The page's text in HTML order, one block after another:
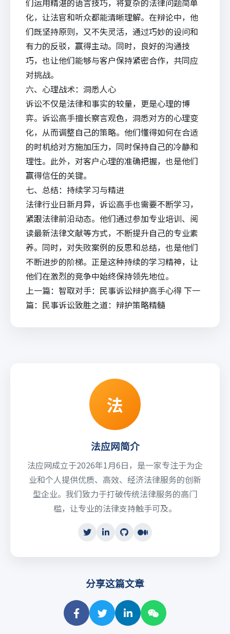
们运用精湛的语言技巧，将复杂的法律问题简单
化，让法官和听众都能清晰理解。在辩论中，他
们既坚持原则，又不失灵活，通过巧妙的设问和
有力的反驳，赢得主动。同时，良好的沟通技
巧，也让他们能够与客户保持紧密合作，共同应
对挑战。
六、心理战术：洞悉人心
诉讼不仅是法律和事实的较量，更是心理的博
弈。诉讼高手擅长察言观色，洞悉对方的心理变
化，从而调整自己的策略。他们懂得如何在合适
的时机给对方施加压力，同时保持自己的冷静和
理性。此外，对客户心理的准确把握，也是他们
赢得信任的关键。
七、总结：持续学习与精进
法律行业日新月异，诉讼高手也需要不断学习，
紧跟法律前沿动态。他们通过参加专业培训、阅
读最新法律文献等方式，不断提升自己的专业素
养。同时，对失败案例的反思和总结，也是他们
不断进步的阶梯。正是这种持续的学习精神，让
他们在激烈的竞争中始终保持领先地位。
上一篇： 智取对手：民事诉讼辩护高手心得下一
篇： 民事诉讼致胜之道：辩护策略精髓
法
法应网简介
法应网成立于2026年1月6日，是一家专注于为企
业和个人提供优质、高效、经济法律服务的创新
型企业。我们致力于打破传统法律服务的高门
槛，让专业的法律支持触手可及。
分享这篇文章